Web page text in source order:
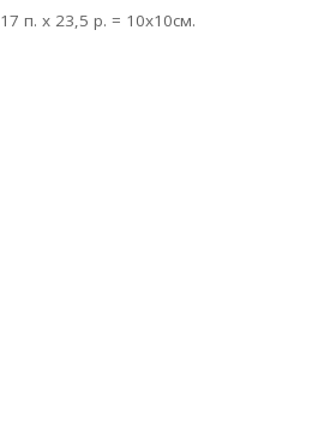
17 п. х 23,5 р. = 10х10см.